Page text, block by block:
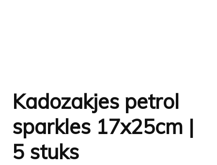
Kadozakjes petrol
sparkles 17x25cm |
5 stuks